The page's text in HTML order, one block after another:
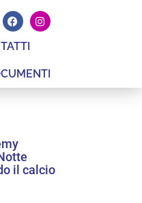
il calcio